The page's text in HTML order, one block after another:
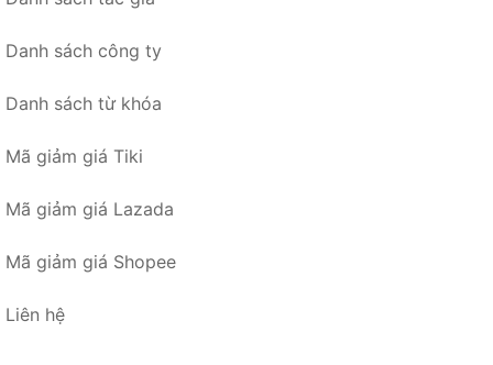
Danh sách công ty
Danh sách từ khóa
Mã giảm giá Tiki
Mã giảm giá Lazada
Mã giảm giá Shopee
Liên hệ